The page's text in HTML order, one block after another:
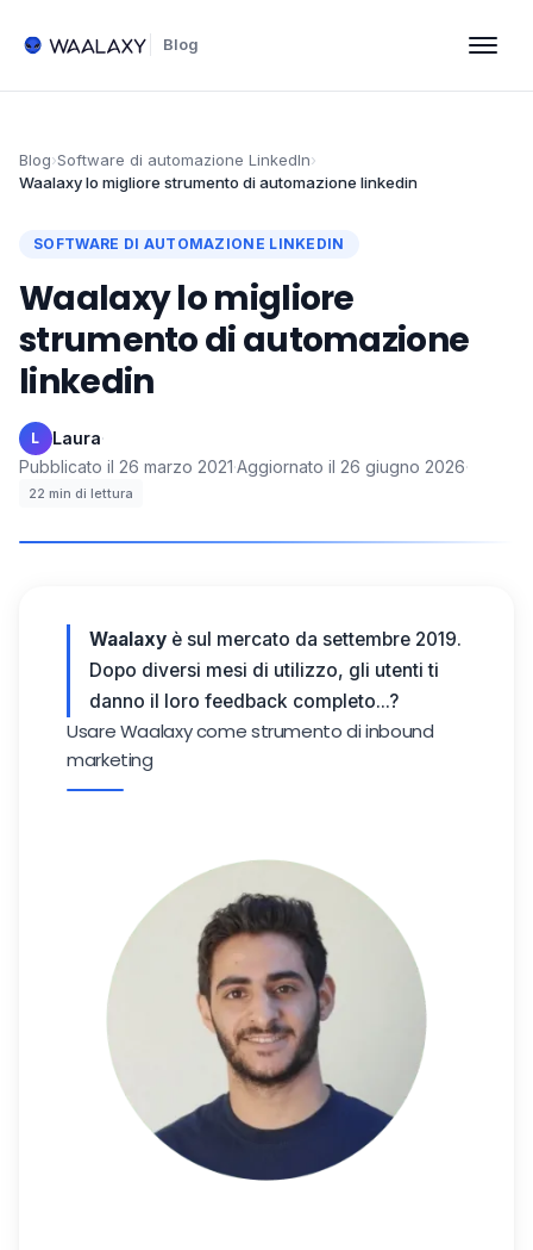
Blog
Blog›Software di automazione LinkedIn›
Waalaxy lo migliore strumento di automazione linkedin
SOFTWARE DI AUTOMAZIONE LINKEDIN
Waalaxy lo migliore
strumento di automazione
linkedin
L Laura·
Pubblicato il 26 marzo 2021·Aggiornato il 26 giugno 2026·
22 min di lettura
Waalaxy è sul mercato da settembre 2019.
Dopo diversi mesi di utilizzo, gli utenti ti
danno il loro feedback completo...?
Usare Waalaxy come strumento di inbound
marketing